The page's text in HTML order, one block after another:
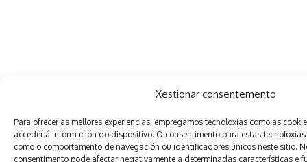
Xestionar consentemento
Para ofrecer as mellores experiencias, empregamos tecnoloxías como as
acceder á información do dispositivo. O consentimento para estas
como o comportamento de navegación ou identificadores únicos neste sitio.
consentimento pode afectar negativamente a determinadas características e